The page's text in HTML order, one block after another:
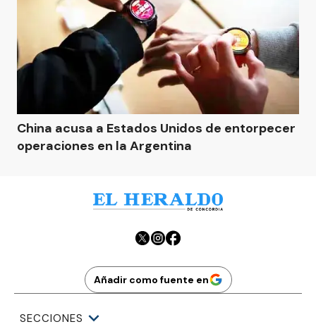
China acusa a Estados Unidos de entorpecer
operaciones en la Argentina
Añadir como fuente en
SECCIONES